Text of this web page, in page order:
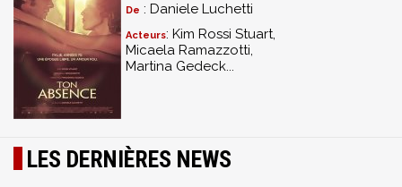
De : Daniele Luchetti
Acteurs: Kim Rossi Stuart,
Micaela Ramazzotti,
Martina Gedeck...
LES DERNIÈRES NEWS